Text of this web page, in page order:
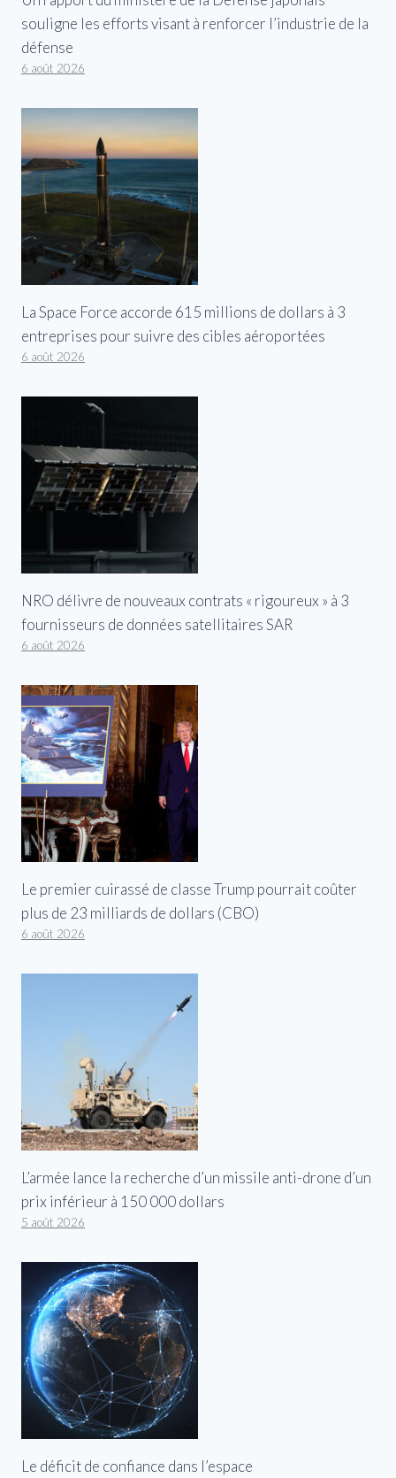
souligne les efforts visant à renforcer l’industrie de la
défense
6 août 2026
La Space Force accorde 615 millions de dollars à 3
entreprises pour suivre des cibles aéroportées
6 août 2026
NRO délivre de nouveaux contrats « rigoureux » à 3
fournisseurs de données satellitaires SAR
6 août 2026
Le premier cuirassé de classe Trump pourrait coûter
plus de 23 milliards de dollars (CBO)
6 août 2026
L’armée lance la recherche d’un missile anti-drone d’un
prix inférieur à 150 000 dollars
5 août 2026
Le déficit de confiance dans l’espace